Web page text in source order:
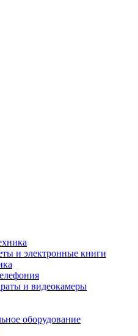
и электронные книги
и видеокамеры
оборудование